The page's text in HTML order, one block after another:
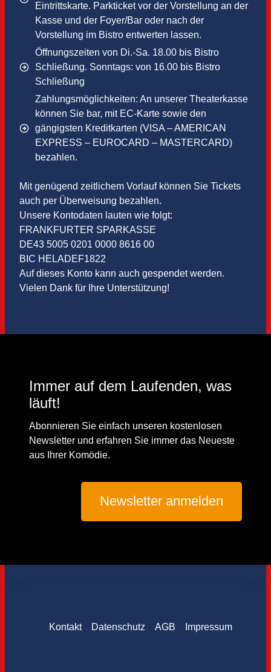
Eintrittskarte. Parkticket vor der Vorstellung an der
Kasse und der Foyer/Bar oder nach der
Vorstellung im Bistro entwerten lassen.
Öffnungszeiten von Di.-Sa. 18.00 bis Bistro
Schließung. Sonntags: von 16.00 bis Bistro
Schließung
Zahlungsmöglichkeiten: An unserer Theaterkasse
können Sie bar, mit EC-Karte sowie den
gängigsten Kreditkarten (VISA – AMERICAN
EXPRESS – EUROCARD – MASTERCARD)
bezahlen.
Mit genügend zeitlichem Vorlauf können Sie Tickets
auch per Überweisung bezahlen.
Unsere Kontodaten lauten wie folgt:
FRANKFURTER SPARKASSE
DE43 5005 0201 0000 8616 00
BIC HELADEF1822
Auf dieses Konto kann auch gespendet werden.
Vielen Dank für Ihre Unterstützung!
Immer auf dem Laufenden, was
läuft!
Abonnieren Sie einfach unseren kostenlosen
Newsletter und erfahren Sie immer das Neueste
aus Ihrer Komödie.
Newsletter anmelden
Kontakt Datenschutz AGB Impressum